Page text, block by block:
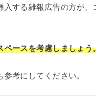
する雑報広告の方が、
ペースを考慮しましょう
考にしてください。